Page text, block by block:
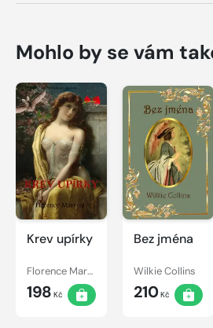
Mohlo by se vám
Krev upírky
Florence Marryat
198 Kč
Bez jména
Wilkie Collins
210Kč